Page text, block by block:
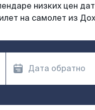
низких цен
на самолет из